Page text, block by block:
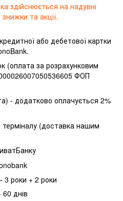
здійснюється на надувні
та акції.
або дебетової картки
(оплата за розрахунковим
ФОП
- додатково оплачується 2%
(доставка нашим
3 роки + 2 роки
днів